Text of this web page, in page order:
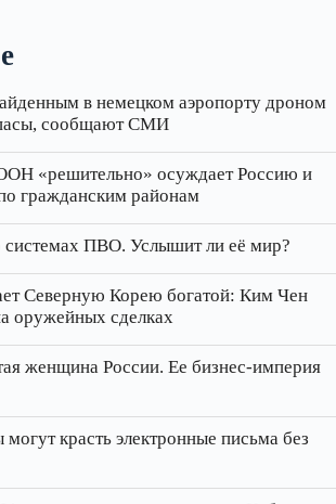
в немецком аэропорту дроном
сообщают СМИ
«решительно» осуждает Россию и
гражданским районам
системах ПВО. Услышит ли её мир?
Северную Корею богатой: Ким Чен
оружейных сделках
женщина России. Ее бизнес‑империя
красть электронные письма без